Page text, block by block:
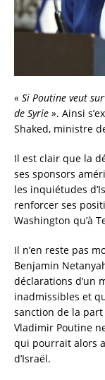
« Si Poutine veut
de Syrie ». Ainsi
Shaked, ministre
Il est clair que la
ses sponsors
les inquiétudes
renforcer ses
Washington qu’à
Il n’en reste pas
Benjamin
déclarations d’un
inadmissibles et
sanction de la
Vladimir Poutine
qui pourrait alors
d’Israël.